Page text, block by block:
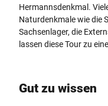
Hermannsdenkmal.
Naturdenkmale wie die
Sachsenlager, die
lassen diese Tour zu
Gut zu wissen